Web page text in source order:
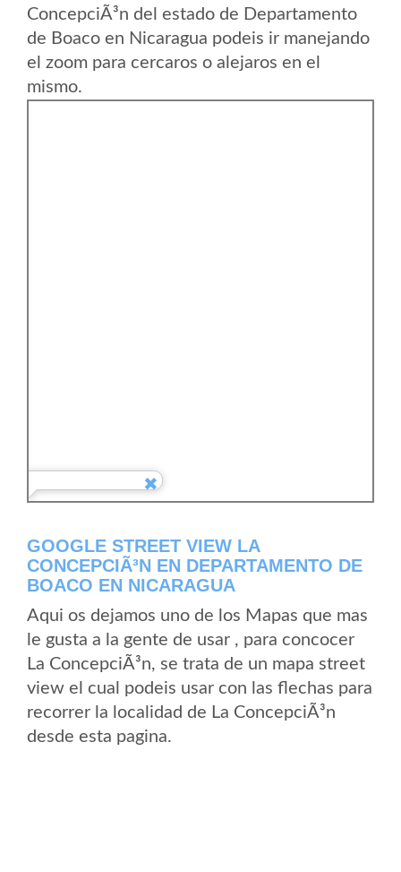
ConcepciÃ³n del estado de Departamento
de Boaco en Nicaragua podeis ir manejando
el zoom para cercaros o alejaros en el
mismo.
GOOGLE STREET VIEW LA
CONCEPCIÃ³N EN DEPARTAMENTO DE
BOACO EN NICARAGUA
Aqui os dejamos uno de los Mapas que mas
le gusta a la gente de usar , para concocer
La ConcepciÃ³n, se trata de un mapa street
view el cual podeis usar con las flechas para
recorrer la localidad de La ConcepciÃ³n
desde esta pagina.